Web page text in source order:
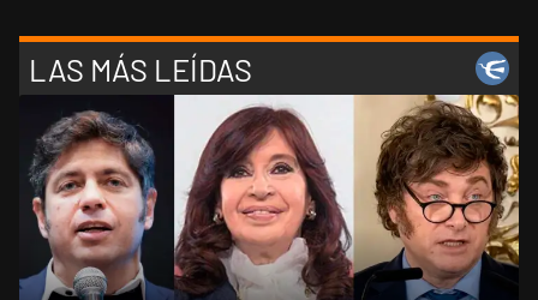
LAS MÁS LEÍDAS